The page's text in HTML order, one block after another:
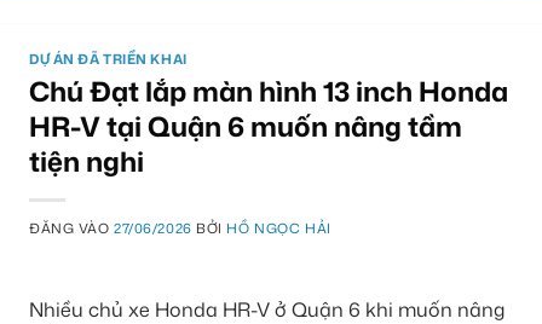
DỰ ÁN ĐÃ TRIỂN KHAI
Chú Đạt lắp màn hình 13 inch Honda
HR-V tại Quận 6 muốn nâng tầm
tiện nghi
ĐĂNG VÀO27/06/2026 BỞI HỒ NGỌC HẢI
Nhiều chủ xe Honda HR-V ở Quận 6 khi muốn nâng